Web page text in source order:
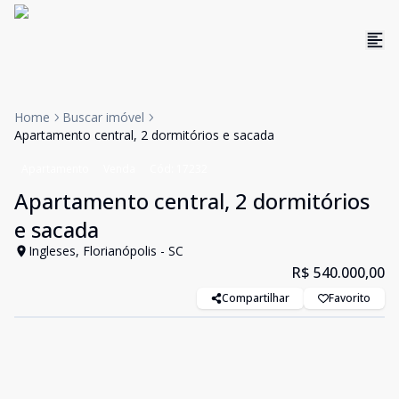
Home
Buscar imóvel
Apartamento central, 2 dormitórios e sacada
Apartamento central, 2 dormitórios
e sacada
Ingleses, Florianópolis - SC
R$ 540.000,00
Compartilhar Favorito